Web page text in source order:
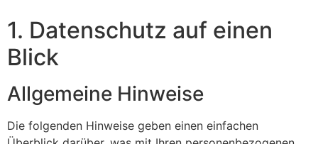
1. Datenschutz auf einen
Blick
Allgemeine Hinweise
Die folgenden Hinweise geben einen einfachen